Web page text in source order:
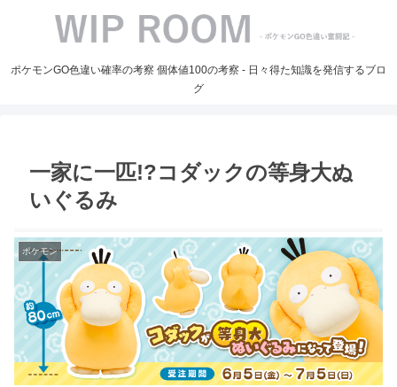
ポケモンGO色違い確率の考察 個体値100の考察 - 日々得た知識を発信するブロ
グ
一家に一匹!?コダックの等身大ぬ
いぐるみ
ポケモン